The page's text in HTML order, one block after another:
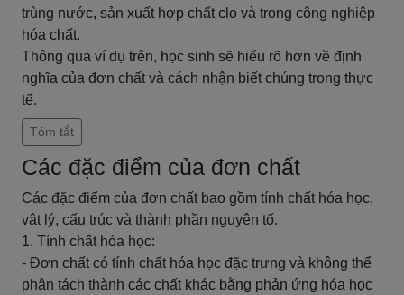
trùng nước, sản xuất hợp chất clo và trong công nghiệp
hóa chất.
Thông qua ví dụ trên, học sinh sẽ hiểu rõ hơn về định
nghĩa của đơn chất và cách nhận biết chúng trong thực
tế.
Tóm tắt
Các đặc điểm của đơn chất
Các đặc điểm của đơn chất bao gồm tính chất hóa học,
vật lý, cấu trúc và thành phần nguyên tố.
1. Tính chất hóa học:
- Đơn chất có tính chất hóa học đặc trưng và không thể
phân tách thành các chất khác bằng phản ứng hóa học